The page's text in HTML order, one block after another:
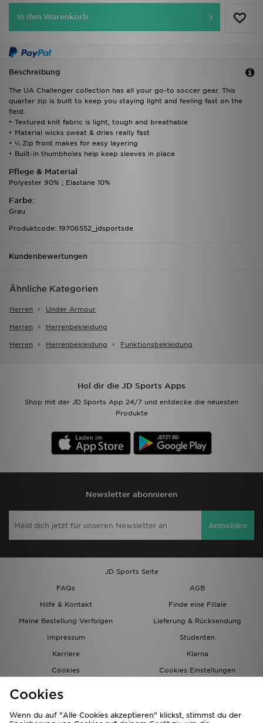
In den Warenkorb
Beschreibung
The UA Challenger collection has all your go-to soccer gear. This
quarter zip is built to keep you staying light and feeling fast on the
field.
• Textured knit fabric is light, tough and breathable
• Material wicks sweat & dries really fast
• ¼ Zip front makes for easy layering
• Built-in thumbholes help keep sleeves in place
Pflege & Material
Polyester 90% ; Elastane 10%
Farbe:
Grau
Produktcode: 19706552_jdsportsde
Kundenbewertungen
Ähnliche Kategorien
Herren Under Armour
Herren Herrenbekleidung
Herren Herrenbekleidung Funktionsbekleidung
Hol dir die JD Sports Apps
Shop mit der JD Sports App 24/7 und entdecke die neuesten
Produkte
Newsletter abonnieren
Anmelden
JD Sports Seite
FAQs
AGB
Hilfe & Kontakt
Finde eine Filiale
Meine Bestellung Verfolgen
Lieferung & Rücksendung
Impressum
Studenten
Karriere
Klarna
Cookies
Cookies Einstellungen
Cookies
Wenn du auf "Alle Cookies akzeptieren" klickst, stimmst du der